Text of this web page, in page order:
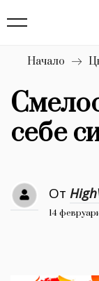
Бизнес
Мода
4340
Красота
777
Начало
себе
От
14